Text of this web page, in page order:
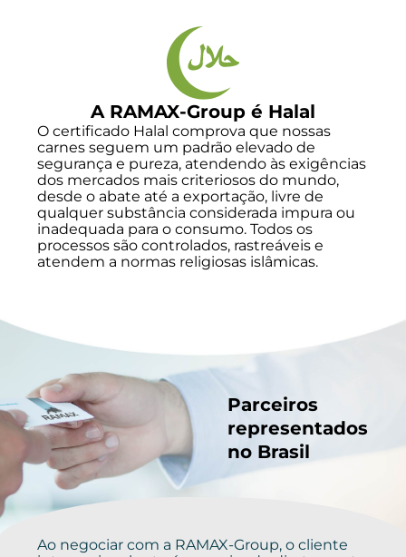
A RAMAX-Group é Halal
O certificado Halal comprova que nossas
carnes seguem um padrão elevado de
segurança e pureza, atendendo às exigências
dos mercados mais criteriosos do mundo,
desde o abate até a exportação, livre de
qualquer substância considerada impura ou
inadequada para o consumo. Todos os
processos são controlados, rastreáveis e
atendem a normas religiosas islâmicas.
Parceiros
representados
no Brasil
Ao negociar com a RAMAX-Group, o cliente